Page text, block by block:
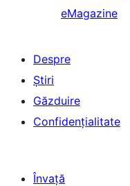
eMagazine
Despre
Știri
Găzduire
Confidențialitate
Învață